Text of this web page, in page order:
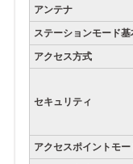
アンテナ
ステーションモード基
アクセス方式
セキュリティ
アクセスポイントモ